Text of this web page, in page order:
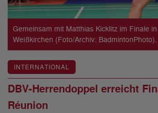
Gemeinsam mit Matthias Kicklitz im Finale
Weißkirchen (Foto/Archiv: BadmintonPhoto).
INTERNATIONAL
DBV-Herrendoppel erreicht
Réunion